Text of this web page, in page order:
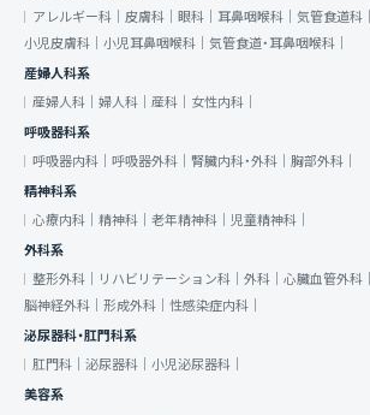
アレルギー科｜ 皮膚科｜ 眼科｜ 耳鼻咽喉科｜ 気管食道科｜
小児皮膚科｜ 小児耳鼻咽喉科｜ 気管食道・耳鼻咽喉科｜
産婦人科系
産婦人科｜ 婦人科｜ 産科｜ 女性内科｜
呼吸器科系
呼吸器内科｜ 呼吸器外科｜ 腎臓内科・外科｜ 胸部外科｜
精神科系
心療内科｜ 精神科｜ 老年精神科｜ 児童精神科｜
外科系
整形外科｜
リハビリテーション科｜ 外科｜ 心臓血管外科｜
脳神経外科｜ 形成外科｜ 性感染症内科｜
泌尿器科・肛門科系
肛門科｜ 泌尿器科｜ 小児泌尿器科｜
美容系